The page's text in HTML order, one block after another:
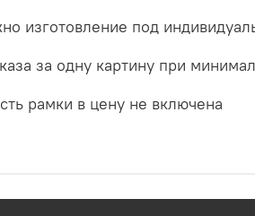
изготовление под
за одну картину при
рамки в цену не включена